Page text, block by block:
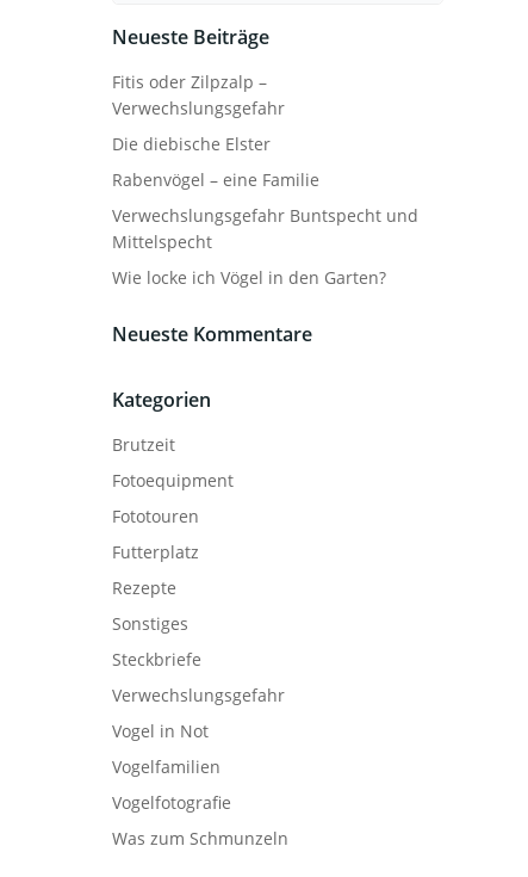
Neueste Beiträge
Fitis oder Zilpzalp –
Verwechslungsgefahr
Die diebische Elster
Rabenvögel – eine Familie
Verwechslungsgefahr Buntspecht und
Mittelspecht
Wie locke ich Vögel in den Garten?
Neueste Kommentare
Kategorien
Brutzeit
Fotoequipment
Fototouren
Futterplatz
Rezepte
Sonstiges
Steckbriefe
Verwechslungsgefahr
Vogel in Not
Vogelfamilien
Vogelfotografie
Was zum Schmunzeln